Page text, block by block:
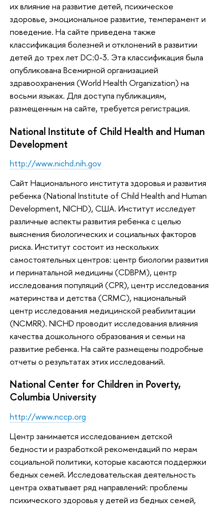
их влияние на развитие детей, психическое
здоровье, эмоциональное развитие, темперамент и
поведение. На сайте приведена также
классификация болезней и отклонений в развитии
детей до трех лет DC:0-3. Эта классификация была
опубликована Всемирной организацией
здравоохранения (World Health Organization) на
восьми языках. Для доступа публикациям,
размещенным на сайте, требуется регистрация.
National Institute of Child Health and Human
Development
http://www.nichd.nih.gov
Сайт Национального института здоровья и развития
ребенка (National Institute of Child Health and Human
Development, NICHD), США. Институт исследует
различные аспекты развития ребенка с целью
выяснения биологических и социальных факторов
риска. Институт состоит из нескольких
самостоятельных центров: центр биологии развития
и перинатальной медицины (CDBPM), центр
исследования популяций (CPR), центр исследования
материнства и детства (CRMC), национальный
центр исследования медицинской реабилитации
(NCMRR). NICHD проводит исследования влияния
качества дошкольного образования и семьи на
развитие ребенка. На сайте размещены подробные
отчеты о результатах этих исследований.
National Center for Children in Poverty,
Columbia University
http://www.nccp.org
Центр занимается исследованием детской
бедности и разработкой рекомендаций по мерам
социальной политики, которые касаются поддержки
бедных семей. Исследовательская деятельность
центра охватывает ряд направлений: проблемы
психического здоровья у детей из бедных семей,